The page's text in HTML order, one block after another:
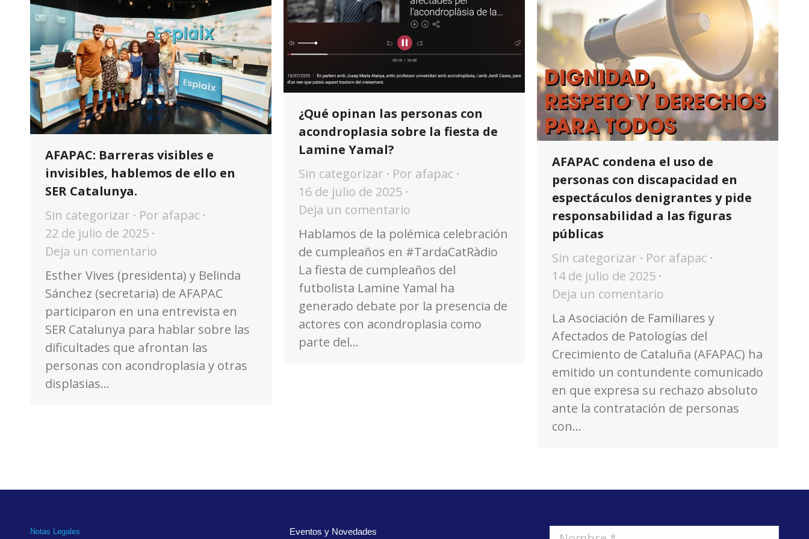
AFAPAC: Barreras visibles e
invisibles, hablemos de ello en
SER Catalunya.
Sin categorizar
Por afapac
22 de julio de 2025
Deja un comentario
Esther Vives (presidenta) y Belinda
Sánchez (secretaria) de AFAPAC
participaron en una entrevista en
SER Catalunya para hablar sobre las
dificultades que afrontan las
personas con acondroplasia y otras
displasias…
¿Qué opinan las personas con
acondroplasia sobre la fiesta de
Lamine Yamal?
Sin categorizar
Por afapac
16 de julio de 2025
Deja un comentario
Hablamos de la polémica celebración
de cumpleaños en #TardaCatRàdio
La fiesta de cumpleaños del
futbolista Lamine Yamal ha
generado debate por la presencia de
actores con acondroplasia como
parte del…
AFAPAC condena el uso de
personas con discapacidad en
espectáculos denigrantes y pide
responsabilidad a las figuras
públicas
Sin categorizar
Por afapac
14 de julio de 2025
Deja un comentario
La Asociación de Familiares y
Afectados de Patologías del
Crecimiento de Cataluña (AFAPAC) ha
emitido un contundente comunicado
en que expresa su rechazo absoluto
ante la contratación de personas
con…
Notas Legales Eventos y Novedades